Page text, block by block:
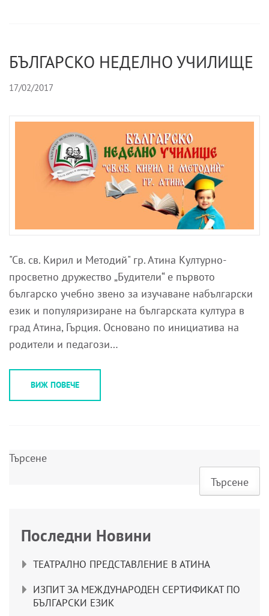
БЪЛГАРСКО НЕДЕЛНО УЧИЛИЩЕ
17/02/2017
"Св. св. Кирил и Методий" гр. Атина Културно-
просветно дружество „Будители“ е първото
българско учебно звено за изучаване набългарски
език и популяризиране на българската култура в
град Атина, Гърция. Основано по инициатива на
родители и педагози…
ВИЖ ПОВЕЧЕ
Търсене
Търсене
Последни Новини
ТЕАТРАЛНО ПРЕДСТАВЛЕНИЕ В АТИНА
ИЗПИТ ЗА МЕЖДУНАРОДЕН СЕРТИФИКАТ ПО
БЪЛГАРСКИ ЕЗИК